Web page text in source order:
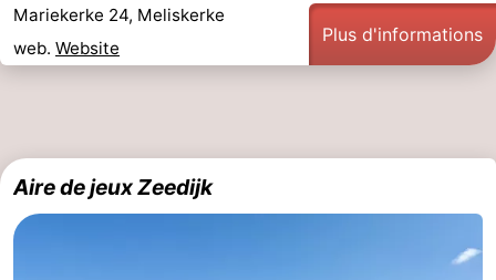
Mariekerke 24, Meliskerke
web. Website
Plus d'informations
Aire de jeux Zeedijk